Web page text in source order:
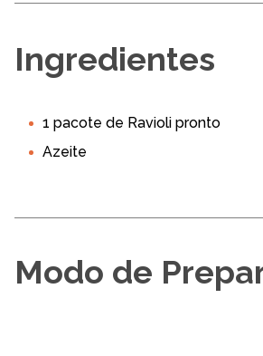
Ingredientes
1 pacote de Ravioli pronto
Azeite
Modo de